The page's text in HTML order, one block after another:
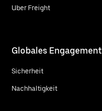
Uber Freight
Globales Engagement
Sicherheit
Nachhaltigkeit